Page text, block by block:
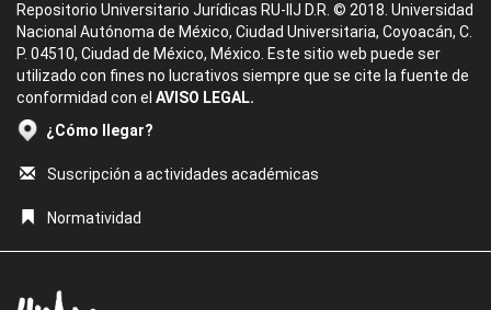
Repositorio Universitario Jurídicas RU-IIJ D.R. © 2018. Universidad
Nacional Autónoma de México, Ciudad Universitaria, Coyoacán, C.
P. 04510, Ciudad de México, México. Este sitio web puede ser
utilizado con fines no lucrativos siempre que se cite la fuente de
conformidad con el AVISO LEGAL.
¿Cómo llegar?
Suscripción a actividades académicas
Normatividad